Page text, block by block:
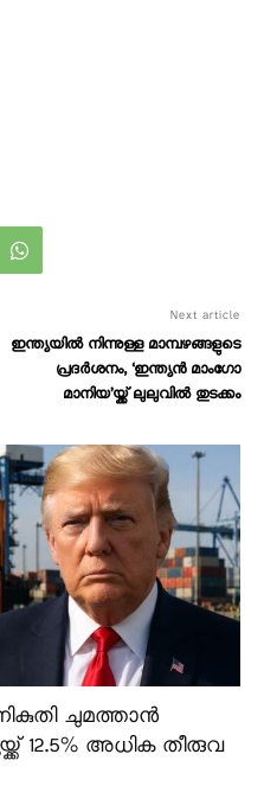
Next article
ഇന്ത്യയിൽ നിന്നുള്ള മാമ്പഴങ്ങളുടെ
പ്രദർശനം, ‘ഇന്ത്യൻ മാംഗോ
മാനിയ’യ്ക്ക് ലുലുവിൽ തുടക്കം
ചുമത്താൻ
12.5% അധിക തീരുവ